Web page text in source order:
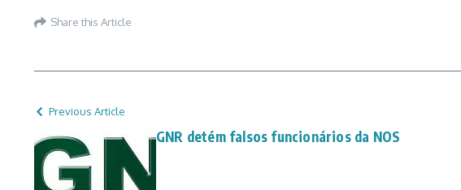
Share this Article
Previous Article
GNR detém falsos funcionários da NOS